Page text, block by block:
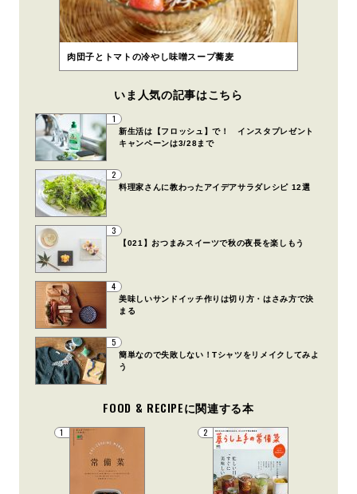
肉団子とトマトの冷やし味噌スープ蕎麦
いま人気の記事はこちら
1
新生活は【フロッシュ】で！ インスタプレゼント
キャンペーンは3/28まで
2
料理家さんに教わったアイデアサラダレシピ 12選
3
【021】おつまみスイーツで秋の夜長を楽しもう
4
美味しいサンドイッチ作りは切り方・はさみ方で決
まる
5
簡単なので失敗しない！Tシャツをリメイクしてみよ
う
FOOD & RECIPEに関連する本
1 2